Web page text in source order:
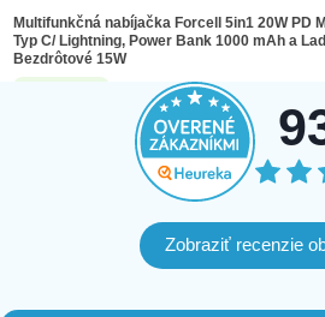
Multifunkčná nabíjačka Forcell 5in1 20W PD
Typ C/ Lightning, Power Bank 1000 mAh a
Bezdrôtové 15W
Zobraziť recenzie